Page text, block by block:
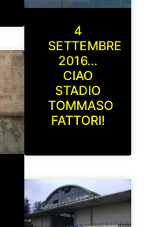
4
SETTEMBRE
2016…
CIAO
STADIO
TOMMASO
FATTORI!